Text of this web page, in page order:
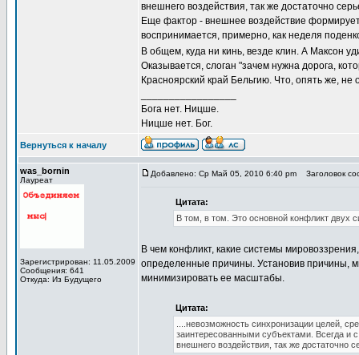
внешнего воздействия, так же достаточно
Еще фактор - внешнее воздействие
воспринимается, примерно, как неделя
В общем, куда ни кинь, везде клин. А Максон
Оказывается, слоган "зачем нужна дорога,
Красноярский край Бельгию. Что, опять же,
Бога нет. Ницше.
Ницше нет. Бог.
Вернуться к началу
was_bornin
Лауреат
Зарегистрирован: 11.05.2009
Сообщения: 641
Откуда: Из Будущего
Добавлено: Ср Май 05, 2010 6:40 pm Заголовок
Цитата:
В том, в том. Это основной конфликт двух
В чем конфликт, какие системы
определенные причины. Установив причины,
минимизировать ее масштабы.
Цитата:
....невозможность синхронизации целей,
заинтересованными субъектами. Всегда и
внешнего воздействия, так же достаточно